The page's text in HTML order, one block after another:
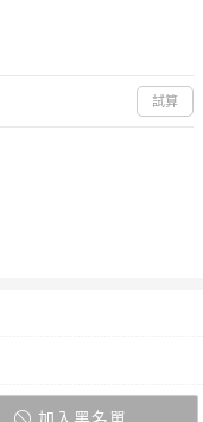
試算